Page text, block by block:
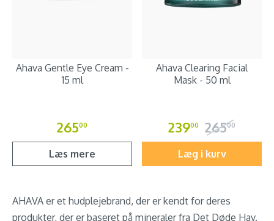
Ahava Gentle Eye Cream -
15 ml
26500
Læs mere
Ahava Clearing Facial
Mask - 50 ml
23900 26500
Læg i kurv
AHAVA er et hudplejebrand, der er kendt for deres
produkter, der er baseret på mineraler fra Det Døde Hav.